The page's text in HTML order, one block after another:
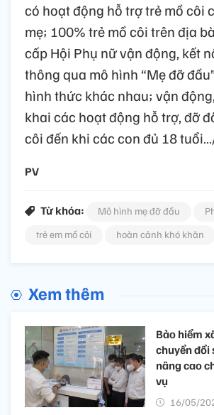
có hoạt động hỗ trợ trẻ mồ côi
mẹ; 100% trẻ mồ côi trên địa
cấp Hội Phụ nữ vận động, kết
thông qua mô hình “Mẹ đỡ
hình thức khác nhau; vận
khai các hoạt động hỗ trợ, đỡ
côi đến khi các con đủ 18
PV
Từ khóa: Mô hình mẹ đỡ đầu
trẻ em mồ côi
hoàn cảnh khó khăn
Xem thêm
Bảo hiểm
chuyển đổi
nâng cao
vụ
16/05/